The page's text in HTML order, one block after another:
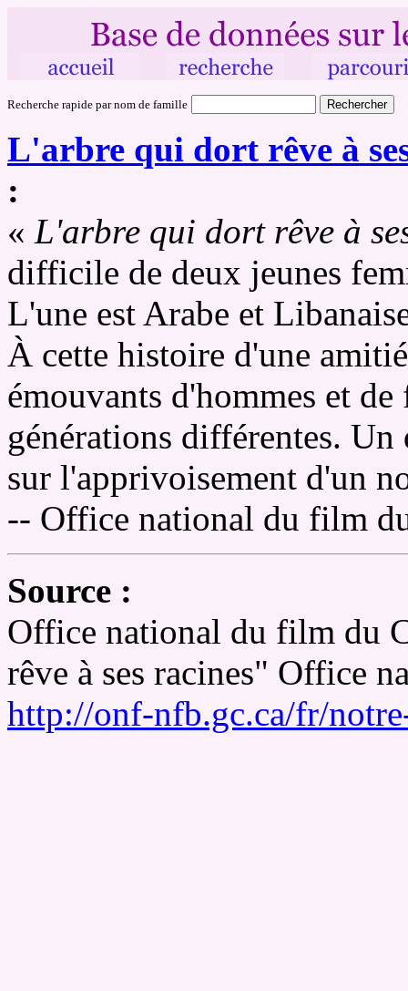
Recherche rapide par nom de famille
L'arbre qui dort rêve à
:
« L'arbre qui dort rêve à
difficile de deux jeunes
L'une est Arabe et
À cette histoire d'une
émouvants d'hommes et
générations différentes.
sur l'apprivoisement d'un
-- Office national du film
Source :
Office national du film du
rêve à ses racines" Office
http://onf-nfb.gc.ca/fr/